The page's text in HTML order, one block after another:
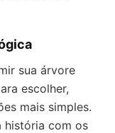
sua árvore
escolher,
mais simples.
história com os